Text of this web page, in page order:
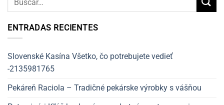
ENTRADAS RECIENTES
Slovenské Kasína Všetko, čo potrebujete vedieť
-2135981765
Pekáreň Raciola – Tradičné pekárske výrobky s vášňou